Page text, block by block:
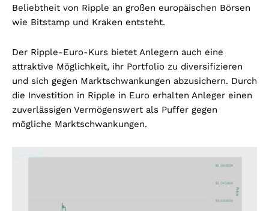
Beliebtheit von Ripple an großen europäischen Börsen
wie Bitstamp und Kraken entsteht.
Der Ripple-Euro-Kurs bietet Anlegern auch eine
attraktive Möglichkeit, ihr Portfolio zu diversifizieren
und sich gegen Marktschwankungen abzusichern. Durch
die Investition in Ripple in Euro erhalten Anleger einen
zuverlässigen Vermögenswert als Puffer gegen
mögliche Marktschwankungen.